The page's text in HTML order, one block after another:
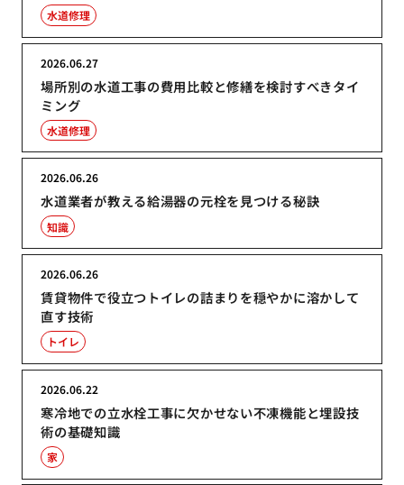
水道修理
場所別の水道工事の費用比較と修繕を検討すべきタイ
ミング
2026.06.27
水道修理
水道業者が教える給湯器の元栓を見つける秘訣
2026.06.26
知識
賃貸物件で役立つトイレの詰まりを穏やかに溶かして
直す技術
2026.06.26
トイレ
寒冷地での立水栓工事に欠かせない不凍機能と埋設技
術の基礎知識
2026.06.22
家